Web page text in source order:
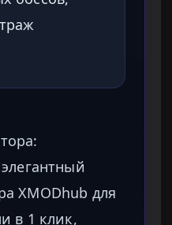
XMODhub для
в 1 клик,